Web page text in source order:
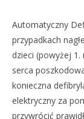
Automatyczny
przypadkach
dzieci (powyżej
serca
konieczna
elektryczny za
przywrócić